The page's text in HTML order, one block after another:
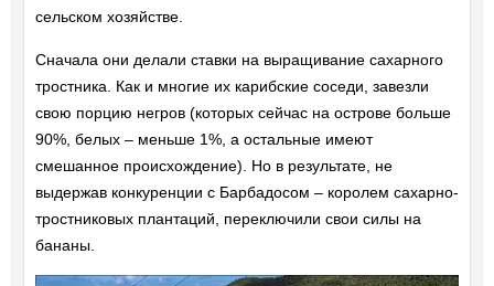
сельском хозяйстве.
Сначала они делали ставки на выращивание сахарного
тростника. Как и многие их карибские соседи, завезли
свою порцию негров (которых сейчас на острове больше
90%, белых – меньше 1%, а остальные имеют
смешанное происхождение). Но в результате, не
выдержав конкуренции с Барбадосом – королем сахарно-
тростниковых плантаций, переключили свои силы на
бананы.